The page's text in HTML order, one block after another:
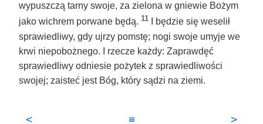
wypuszczą tarny swoje, za zielona w gniewie Bożym
jako wichrem porwane będą. 11
I będzie się weselił
sprawiedliwy, gdy ujrzy pomstę; nogi swoje umyje we
krwi niepobożnego. I rzecze każdy: Zaprawdęć
sprawiedliwy odniesie pożytek z sprawiedliwości
swojej; zaisteć jest Bóg, który sądzi na ziemi.
< ≡ >